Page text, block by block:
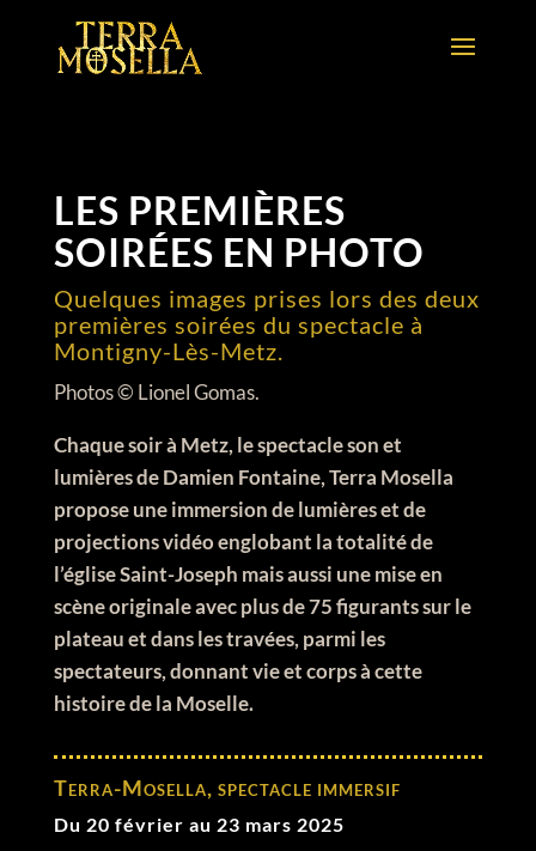
LES PREMIÈRES
SOIRÉES EN PHOTO
Quelques images prises lors des deux
premières soirées du spectacle à
Montigny-Lès-Metz.
Photos © Lionel Gomas.
Chaque soir à Metz, le spectacle son et
lumières de Damien Fontaine, Terra Mosella
propose une immersion de lumières et de
projections vidéo englobant la totalité de
l’église Saint-Joseph mais aussi une mise en
scène originale avec plus de 75 figurants sur le
plateau et dans les travées, parmi les
spectateurs, donnant vie et corps à cette
histoire de la Moselle.
Terra-Mosella, spectacle immersif
Du 20 février au 23 mars 2025